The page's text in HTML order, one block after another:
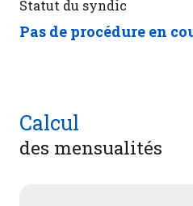
Statut du syndic
Pas de procédure en
Calcul
des mensualités